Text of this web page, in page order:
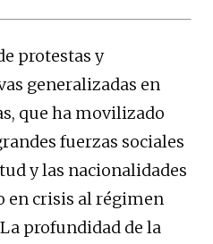
protestas y
generalizadas en
que ha movilizado
fuerzas sociales
y las nacionalidades
en crisis al régimen
profundidad de la